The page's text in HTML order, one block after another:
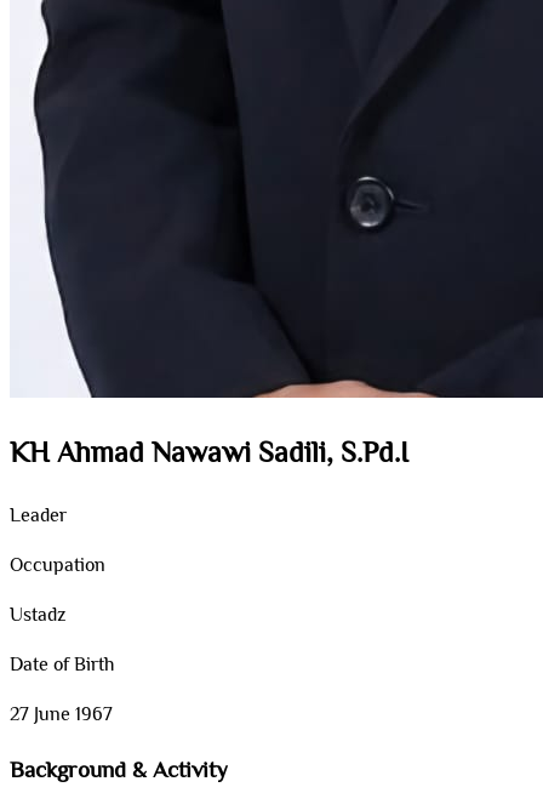
KH Ahmad Nawawi Sadili, S.Pd.I
Leader
Occupation
Ustadz
Date of Birth
27 June 1967
Background & Activity